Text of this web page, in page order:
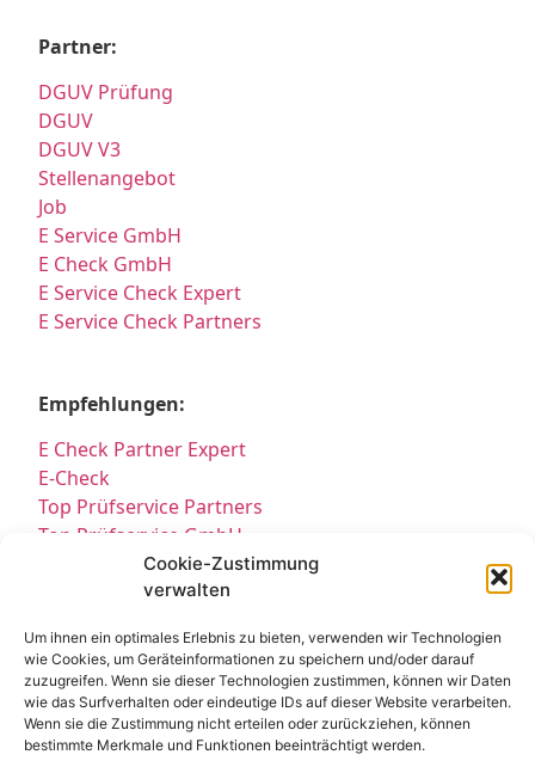
Cookie-Zustimmung
verwalten
Um ihnen ein optimales Erlebnis zu bieten, verwenden wir Technologien
wie Cookies, um Geräteinformationen zu speichern und/oder darauf
zuzugreifen. Wenn sie dieser Technologien zustimmen, können wir Daten
wie das Surfverhalten oder eindeutige IDs auf dieser Website verarbeiten.
Wenn sie die Zustimmung nicht erteilen oder zurückziehen, können
bestimmte Merkmale und Funktionen beeinträchtigt werden.
Partner:
DGUV Prüfung
DGUV
DGUV V3
Stellenangebot
Job
E Service GmbH
E Check GmbH
E Service Check Expert
E Service Check Partners
Empfehlungen:
E Check Partner Expert
E-Check
Top Prüfservice Partners
Top Prüfservice GmbH
Prüfung DGUV3 GmbH
Sicherheitsprüfungen Partners
Prüfung E-Check Expert
Prüfung elektrischer Anlagen